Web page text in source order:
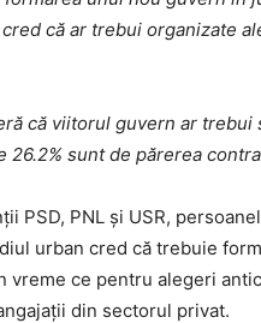
că ar trebui organizate
că viitorul guvern ar trebui
sunt de părerea
PSD, PNL și USR,
urban cred că trebuie
ce pentru alegeri
din sectorul privat.